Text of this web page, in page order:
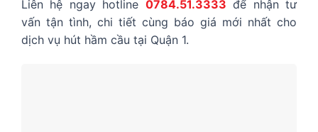
Liên hệ ngay hotline 0784.51.3333 để nhận tư
vấn tận tình, chi tiết cùng báo giá mới nhất cho
dịch vụ hút hầm cầu tại Quận 1.